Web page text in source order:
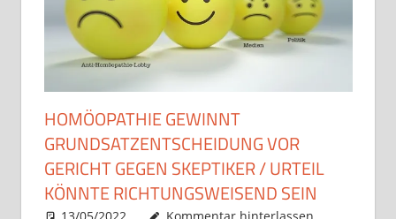
HOMÖOPATHIE GEWINNT
GRUNDSATZENTSCHEIDUNG VOR
GERICHT GEGEN SKEPTIKER / URTEIL
KÖNNTE RICHTUNGSWEISEND SEIN